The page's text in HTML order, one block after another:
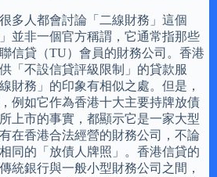
多人都會討論「二線財務」這個
並非一個官方稱謂，它通常指那些
信貸（TU）會員的財務公司。香港
「不設信貸評級限制」的貸款服
財務」的印象有相似之處。但是，
例如它作為香港十大主要持牌放債
上市的事實，都顯示它是一家大型
在香港合法經營的財務公司，不論
同的「放債人牌照」。香港信貸的
統銀行與一般小型財務公司之間，